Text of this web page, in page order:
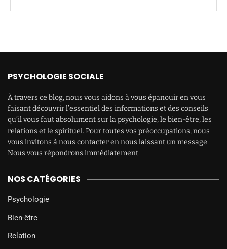
PSYCHOLOGIE SOCIALE
À travers ce blog, nous vous aidons à vous épanouir en vous
faisant découvrir l’essentiel des informations et des conseils
qu’il vous faut absolument sur la psychologie, le bien-être, les
relations et le spirituel. Pour toutes vos préoccupations, nous
vous invitons à nous contacter en nous laissant un message.
Nous vous répondrons immédiatement.
NOS CATÉGORIES
Psychologie
Bien-être
Relation